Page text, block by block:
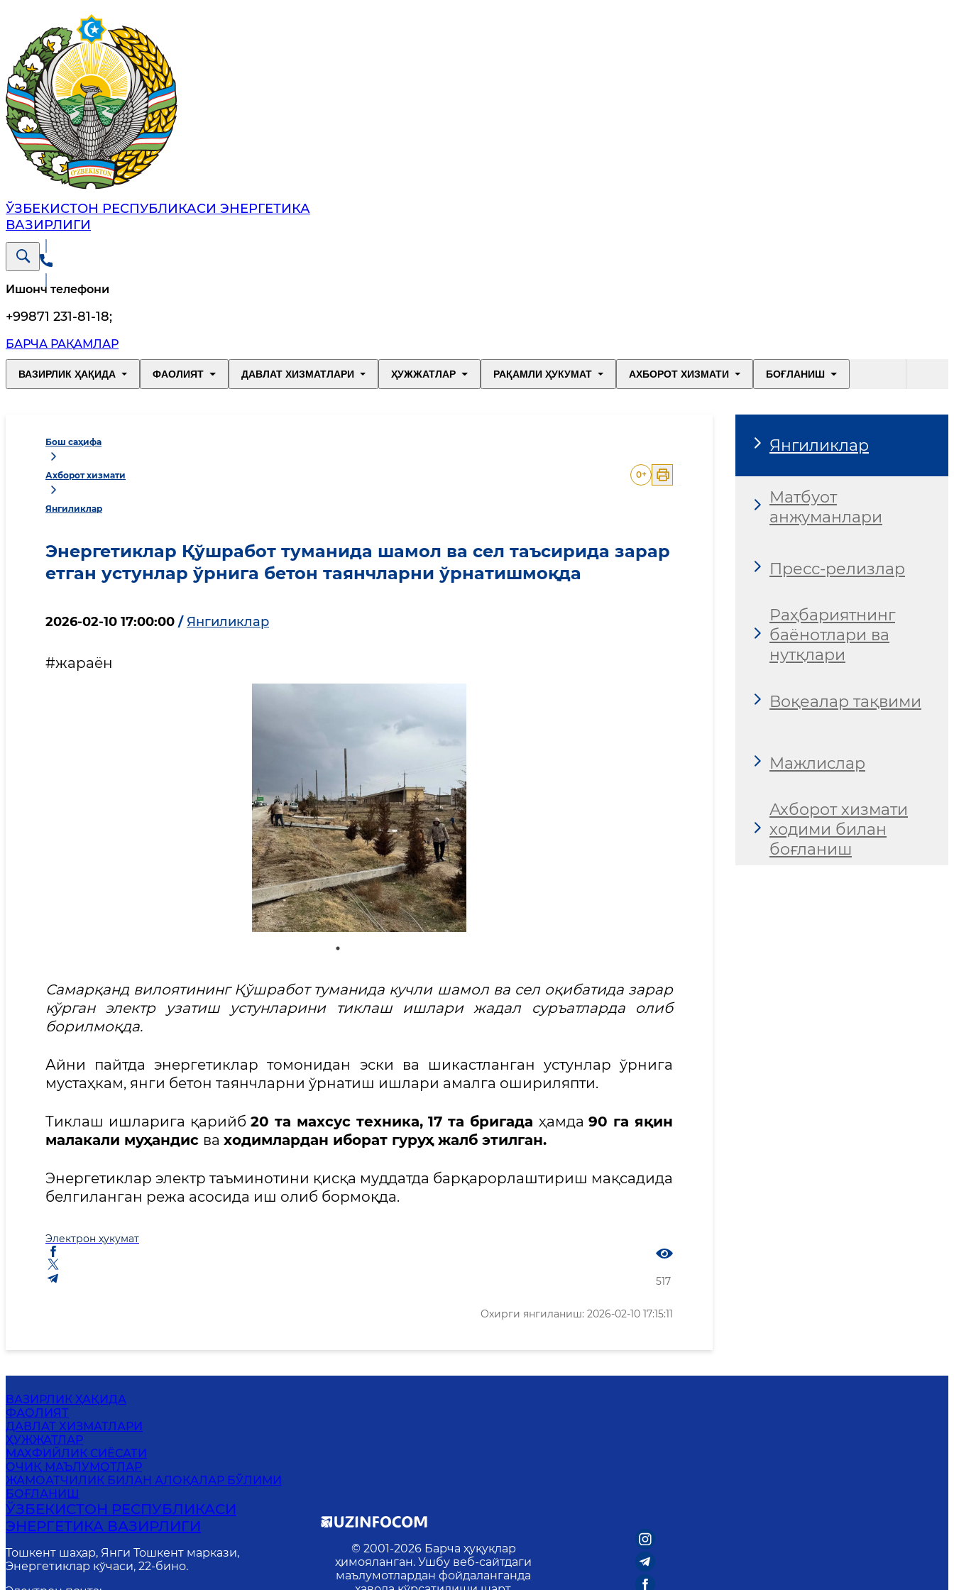
ЎЗБЕКИСТОН РЕСПУБЛИКАСИ ЭНЕРГЕТИКА
ВАЗИРЛИГИ
Ишонч телефони
+99871 231-81-18;
БАРЧА РАҚАМЛАР
ВАЗИРЛИК ҲАҚИДА ФАОЛИЯТ ДАВЛАТ ХИЗМАТЛАРИ ҲУЖЖАТЛАР РАҚАМЛИ ҲУКУМАТ АХБОРОТ ХИЗМАТИ БОҒЛАНИШ
Бош саҳифа
Ахборот хизмати
Янгиликлар
0+
Энергетиклар Қўшработ туманида шамол ва сел таъсирида зарар
етган устунлар ўрнига бетон таянчларни ўрнатишмоқда
2026-02-10 17:00:00 / Янгиликлар
#жараён
Самарқанд вилоятининг Қўшработ туманида кучли шамол ва сел оқибатида зарар
кўрган электр узатиш устунларини тиклаш ишлари жадал суръатларда олиб
борилмоқда.
Айни пайтда энергетиклар томонидан эски ва шикастланган устунлар ўрнига
мустаҳкам, янги бетон таянчларни ўрнатиш ишлари амалга ошириляпти.
Тиклаш ишларига қарийб20 та махсус техника, 17 та бригада ҳамда90 га яқин
малакали муҳандис ва ходимлардан иборат гуруҳ жалб этилган.
Энергетиклар электр таъминотини қисқа муддатда барқарорлаштириш мақсадида
белгиланган режа асосида иш олиб бормоқда.
Электрон ҳукумат
517
Охирги янгиланиш: 2026-02-10 17:15:11
Янгиликлар
Матбуот
анжуманлари
Пресс-релизлар
Раҳбариятнинг
баёнотлари ва
нутқлари
Воқеалар тақвими
Мажлислар
Ахборот хизмати
ходими билан
боғланиш
ВАЗИРЛИК ҲАҚИДА
ФАОЛИЯТ
ДАВЛАТ ХИЗМАТЛАРИ
ҲУЖЖАТЛАР
МАХФИЙЛИК СИЁСАТИ
ОЧИҚ МАЪЛУМОТЛАР
ЖАМОАТЧИЛИК БИЛАН АЛОҚАЛАР БЎЛИМИ
БОҒЛАНИШ
ЎЗБЕКИСТОН РЕСПУБЛИКАСИ
ЭНЕРГЕТИКА ВАЗИРЛИГИ
Тошкент шаҳар, Янги Тошкент маркази,
Энергетиклар кўчаси, 22-бино.
© 2001-2026 Барча ҳуқуқлар
ҳимояланган. Ушбу веб-сайтдаги
маълумотлардан фойдаланганда